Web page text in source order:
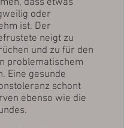
dass etwas
oder
ist. Der
neigt zu
und zu für den
problematischem
Eine gesunde
schont
ebenso wie die